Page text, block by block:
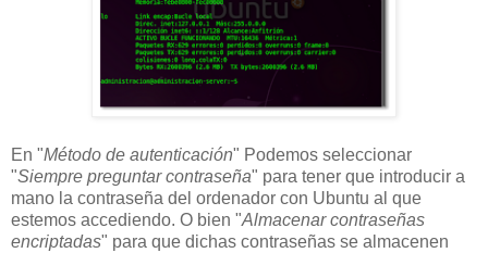
En "Método de autenticación" Podemos seleccionar
"Siempre preguntar contraseña" para tener que introducir a
mano la contraseña del ordenador con Ubuntu al que
estemos accediendo. O bien "Almacenar contraseñas
encriptadas" para que dichas contraseñas se almacenen